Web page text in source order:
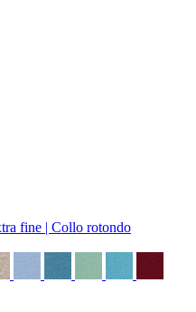
fine | Collo rotondo